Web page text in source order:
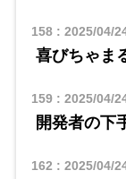
158: 2025/04/
喜びちゃま
159: 2025/04/
開発者の下
162 : 2025/04/